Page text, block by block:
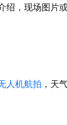
绍，现场图片
人机航拍 ，天